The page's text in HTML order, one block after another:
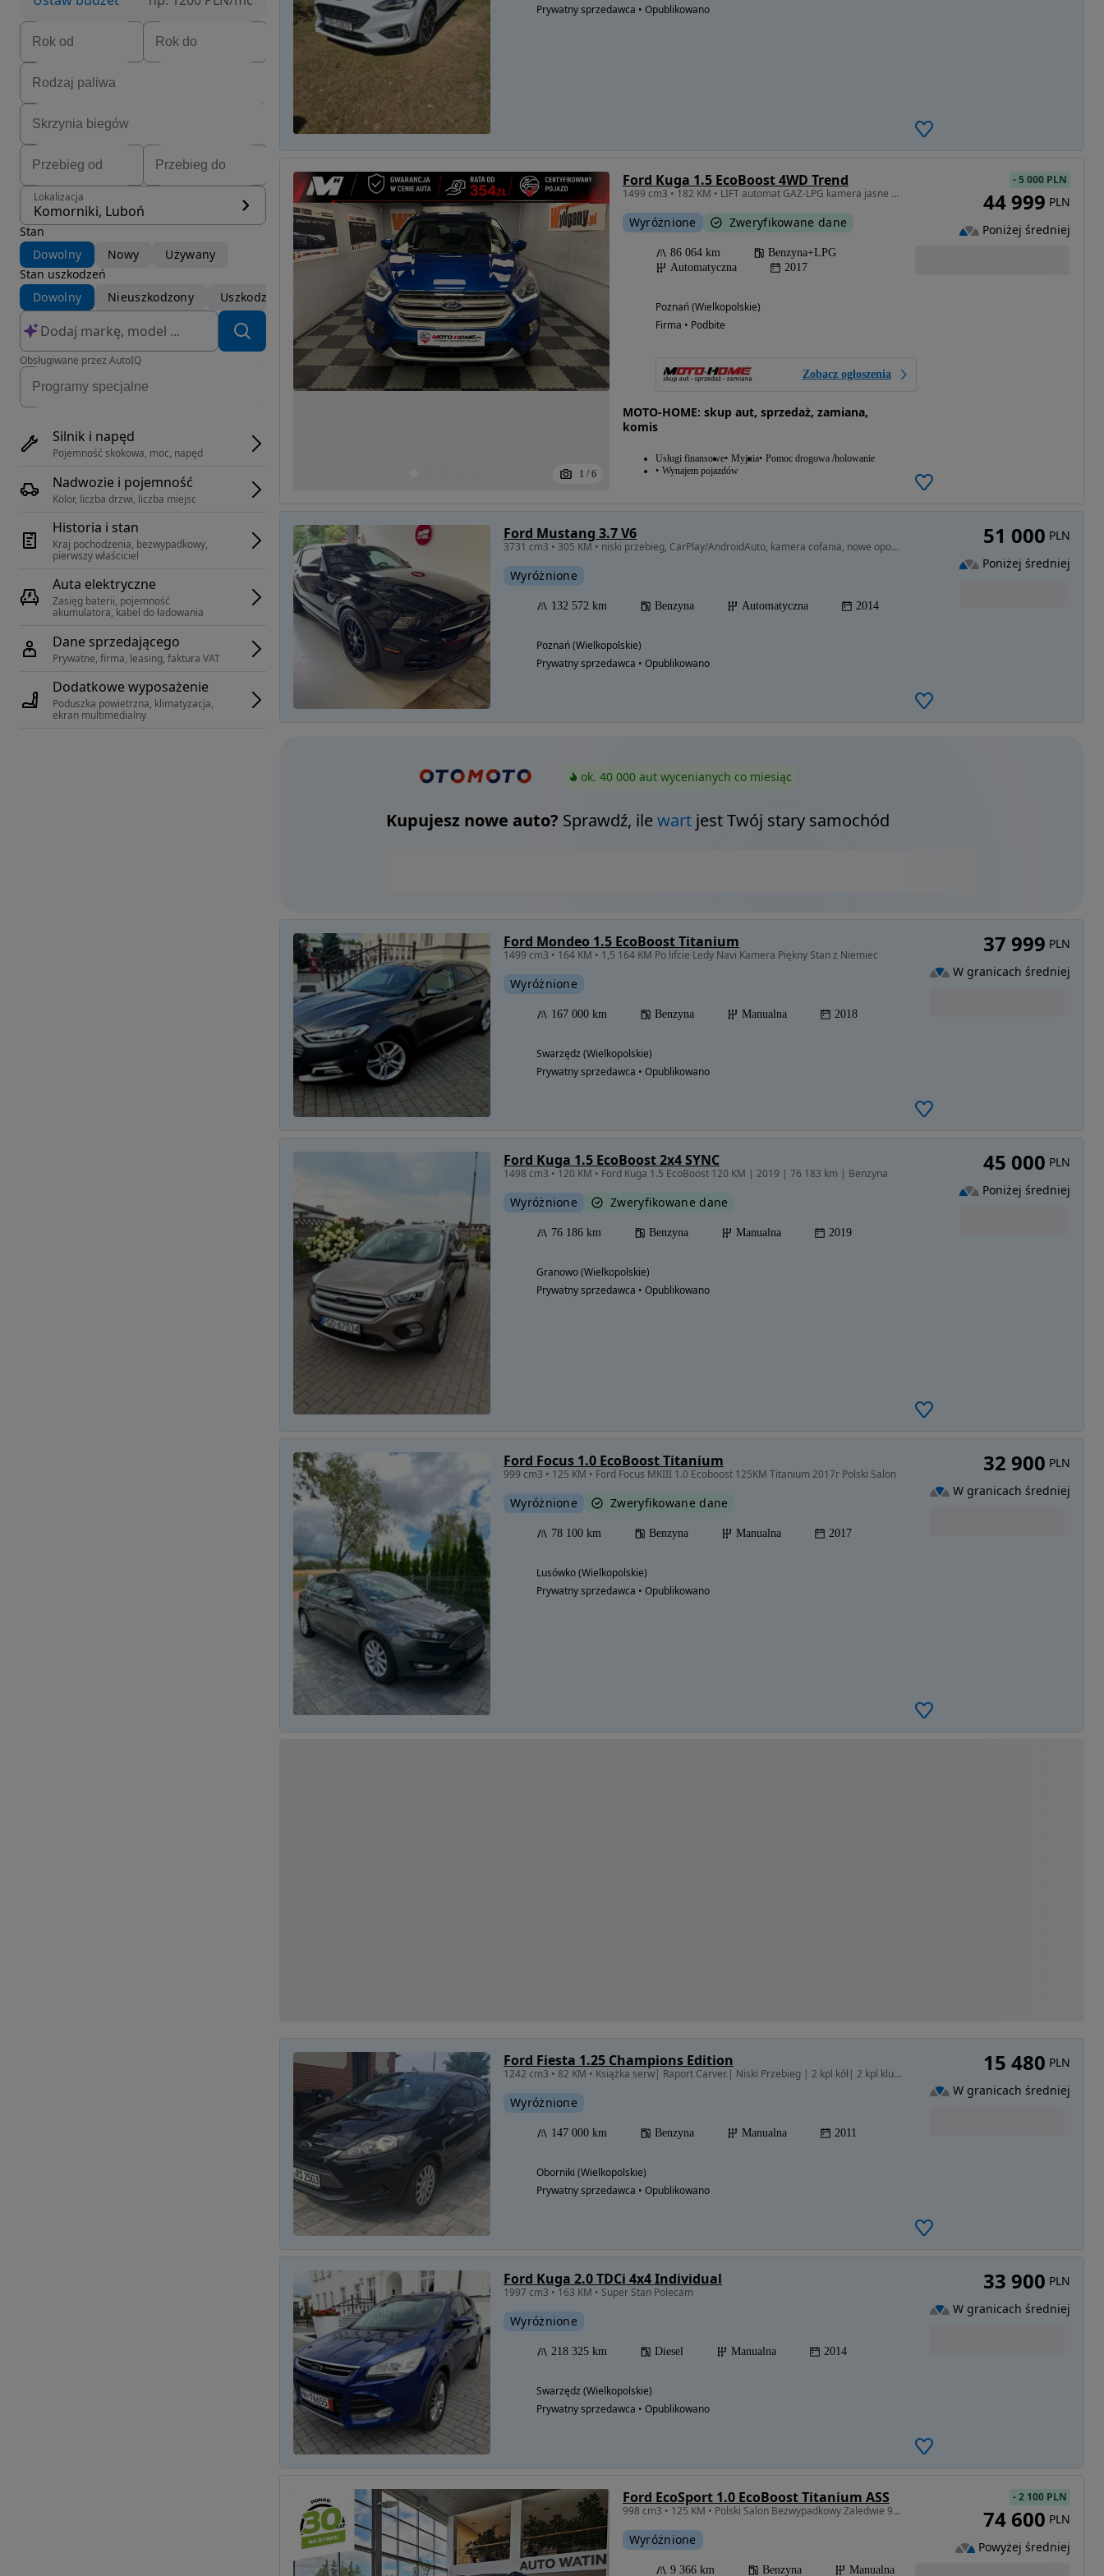
Lokalizacja
Komorniki, Luboń
Stan
Dowolny
Nowy
Używany
Stan uszkodzeń
Dowolny
Nieuszkodzony Uszkodzony
Obsługiwane przez AutoIQ
Silnik i napęd
Pojemność skokowa, moc, napęd
Nadwozie i pojemność
Kolor, liczba drzwi, liczba miejsc
Historia i stan
Kraj pochodzenia, bezwypadkowy,
pierwszy właściciel
Auta elektryczne
Zasięg baterii, pojemność
akumulatora, kabel do ładowania
Dane sprzedającego
Prywatne, firma, leasing, faktura VAT
Dodatkowe wyposażenie
Poduszka powietrzna, klimatyzacja,
ekran multimedialny
Prywatny sprzedawca • Opublikowano
1 / 6
Ford Kuga 1.5 EcoBoost 4WD Trend
1499 cm3 • 182 KM • LIFT automat GAZ-LPG kamera jasne wnętrze GWARANCJA
Wyróżnione Zweryfikowane dane
86 064 km
Benzyna+LPG
Automatyczna
2017
Poznań (Wielkopolskie)
Firma • Podbite
Zobacz ogłoszenia
MOTO-HOME: skup aut, sprzedaż, zamiana,
komis
Usługi finansowe Myjnia Pomoc drogowa /holowanie
Wynajem pojazdów
-5 000 PLN
44 999 PLN
Poniżej średniej
Ford Mustang 3.7 V6
3731 cm3 • 305 KM • niski przebieg, CarPlay/AndroidAuto, kamera cofania, nowe opony
Wyróżnione
132 572 km Benzyna Automatyczna 2014
Poznań (Wielkopolskie)
Prywatny sprzedawca • Opublikowano
51 000 PLN
Poniżej średniej
ok. 40 000 aut wycenianych co miesiąc
Kupujesz nowe auto? Sprawdź, ilewartjest Twój stary samochód
Ford Mondeo 1.5 EcoBoost Titanium
1499 cm3 • 164 KM • 1,5 164 KM Po lifcie Ledy Navi Kamera Piękny Stan z Niemiec
Wyróżnione
167 000 km Benzyna Manualna 2018
Swarzędz (Wielkopolskie)
Prywatny sprzedawca • Opublikowano
37 999 PLN
W granicach średniej
Ford Kuga 1.5 EcoBoost 2x4 SYNC
1498 cm3 • 120 KM • Ford Kuga 1.5 EcoBoost 120 KM | 2019 | 76 183 km | Benzyna
Wyróżnione Zweryfikowane dane
76 186 km Benzyna Manualna 2019
Granowo (Wielkopolskie)
Prywatny sprzedawca • Opublikowano
45 000 PLN
Poniżej średniej
Ford Focus 1.0 EcoBoost Titanium
999 cm3 • 125 KM • Ford Focus MKIII 1.0 Ecoboost 125KM Titanium 2017r Polski Salon
Wyróżnione Zweryfikowane dane
78 100 km Benzyna Manualna 2017
Lusówko (Wielkopolskie)
Prywatny sprzedawca • Opublikowano
32 900 PLN
W granicach średniej
Ford Fiesta 1.25 Champions Edition
1242 cm3 • 82 KM • Książka serw| Raport Carver.| Niski Przebieg | 2 kpl kół| 2 kpl kluczy
Wyróżnione
147 000 km Benzyna Manualna 2011
Oborniki (Wielkopolskie)
Prywatny sprzedawca • Opublikowano
15 480 PLN
W granicach średniej
Ford Kuga 2.0 TDCi 4x4 Individual
1997 cm3 • 163 KM • Super Stan Polecam
Wyróżnione
218 325 km Diesel Manualna 2014
Swarzędz (Wielkopolskie)
Prywatny sprzedawca • Opublikowano
33 900 PLN
W granicach średniej
Ford EcoSport 1.0 EcoBoost Titanium ASS
998 cm3 • 125 KM • Polski Salon Bezwypadkowy Zaledwie 9tyś km przebiegu Pakiet ZIMOWY Fv
Wyróżnione
9 366 km Benzyna Manualna
-2 100 PLN
74 600 PLN
Powyżej średniej